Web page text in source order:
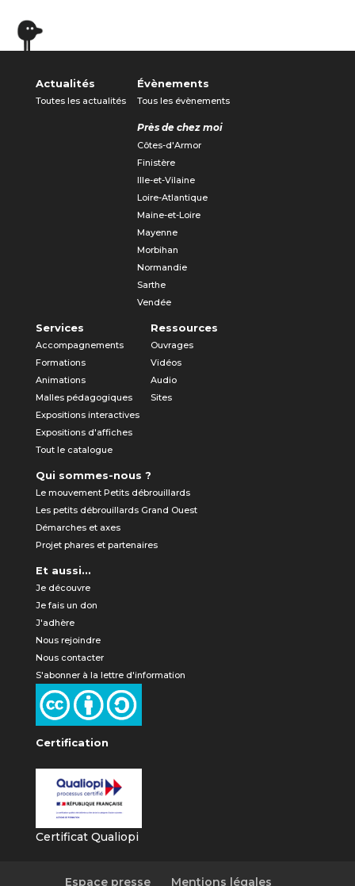
Actualités
Toutes les actualités
Évènements
Tous les évènements
Près de chez moi
Côtes-d'Armor
Finistère
Ille-et-Vilaine
Loire-Atlantique
Maine-et-Loire
Mayenne
Morbihan
Normandie
Sarthe
Vendée
Services
Accompagnements
Formations
Animations
Malles pédagogiques
Expositions interactives
Expositions d'affiches
Tout le catalogue
Ressources
Ouvrages
Vidéos
Audio
Sites
Qui sommes-nous ?
Le mouvement Petits débrouillards
Les petits débrouillards Grand Ouest
Démarches et axes
Projet phares et partenaires
Et aussi...
Je découvre
Je fais un don
J'adhère
Nous rejoindre
Nous contacter
S'abonner à la lettre d'information
Certification
Certificat Qualiopi
Espace presse Mentions légales